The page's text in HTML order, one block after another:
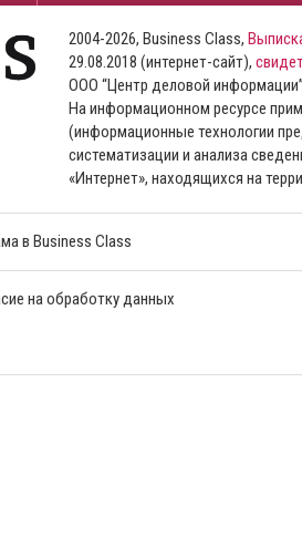
2004-2026, Business Class,
29.08.2018 (интернет-сайт),
ООО “Центр деловой информации”
На информационном ресурсе
(информационные технологии
систематизации и анализа
«Интернет», находящихся на
в Business Class
на обработку данных